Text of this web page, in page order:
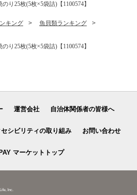
り25枚(5枚×5袋詰)【1100574】
キング
魚貝類ランキング
り25枚(5枚×5袋詰)【1100574】
運営会社 自治体関係者の皆様へ
シビリティの取り組み お問い合わせ
マーケットトップ
Inc.